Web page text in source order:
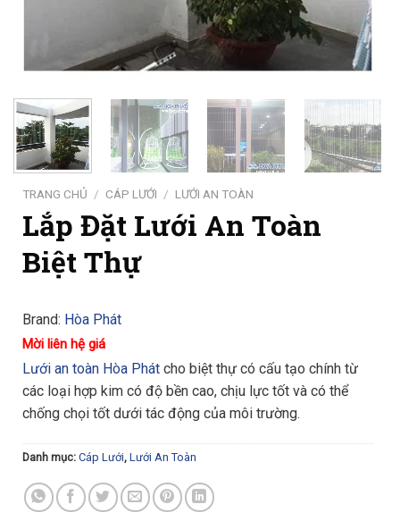
TRANG CHỦ / CÁP LƯỚI / LƯỚI AN TOÀN
Lắp Đặt Lưới An Toàn
Biệt Thự
Brand: Hòa Phát
Mời liên hệ giá
Lưới an toàn Hòa Phát cho biệt thự có cấu tạo chính từ
các loại hợp kim có độ bền cao, chịu lực tốt và có thể
chống chọi tốt dưới tác động của môi trường.
Danh mục: Cáp Lưới, Lưới An Toàn